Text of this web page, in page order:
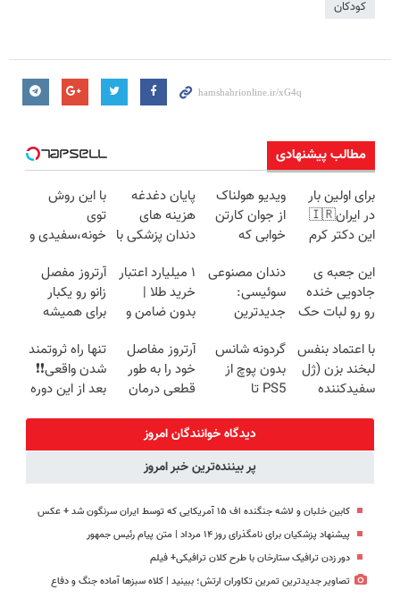
کودکان
مطالب پیشنهادی
برای اولین بار
در ایران🇮🇷
این دکتر کرم
روزه ساخت!
ویدیو هولناک
از جوان کارتن
خوابی که
آموزش رایگان
پایان دغدغه
هزینه های
دندان پزشکی با
کننده خانگی
با این روش
توی
خونه،سفیدی و
برگردون
(40%off)
این جعبه ی
جادویی خنده
رو رو لبات حک
خرید40%تخفیف
دندان مصنوعی
سوئیسی:
جدیدترین
سبک و مقاوم |
پرداخت قسطی
۱ میلیارد اعتبار
خرید طلا |
بدون ضامن و
آرتروز مفصل
زانو رو یکبار
برای همیشه
◗پرسش‌نامه◖
با اعتماد بنفس
لبخند بزن (ژل
سفیدکننده
گردونه شانس
بدون پوچ از
PS5 تا
کوین 🔥
آرتروز مفاصل
خود را به طور
قطعی درمان
◗پرسش‌نامه◖
تنها راه ثروتمند
شدن واقعی❗❗
بعد از این دوره
دیدگاه خوانندگان امروز
پر بیننده‌ترین خبر امروز
کابین خلبان و لاشه جنگنده اف ۱۵ آمریکایی که توسط ایران سرنگون شد + عکس
پیشنهاد پزشکیان برای نامگذرای روز ۱۴ مرداد | متن پیام رئیس جمهور
دور زدن ترافیک ستارخان با طرح کلان ترافیکی+ فیلم
تصاویر جدیدترین تمرین تکاوران ارتش؛ ببینید | کلاه سبزها آماده جنگ و دفاع